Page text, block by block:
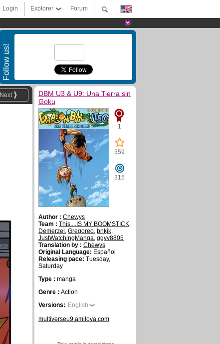
Forum
Explorer
Login
Follow us!
Next
DBM U3 & U9: Una Tierra sin
Goku
1
359
315
Author : Chewys
Team : This....IS MY BOOMSTICK,
Demerzel , Gregoreo, bnkjk,
JustWatchingManga, ggvv8805
Translation by : Chewys
Original Language: Español
Releasing pace: Tuesday,
Saturday
Type : manga
Genre : Action
Versions: English
multiverseu9.amilova.com